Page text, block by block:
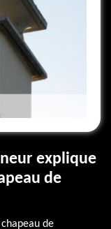
explique
de
chapeau de